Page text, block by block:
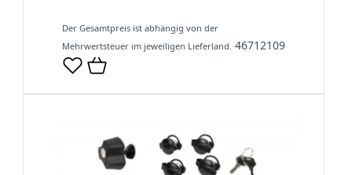
Der Gesamtpreis ist abhängig von der
Mehrwertsteuer im jeweiligen Lieferland. 46712109